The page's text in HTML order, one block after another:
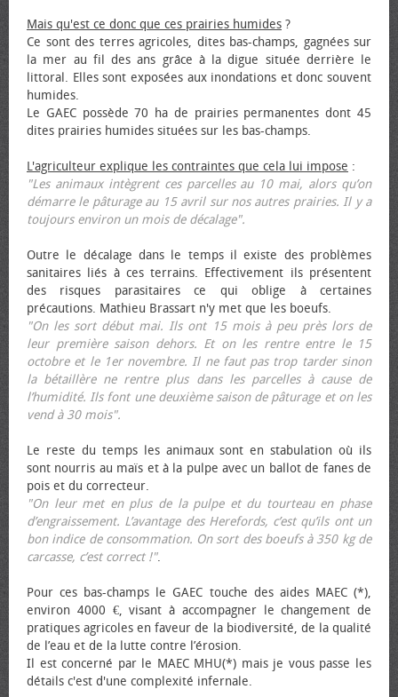
Mais qu'est ce donc que ces prairies humides ?
Ce sont des terres agricoles, dites bas-champs, gagnées sur
la mer au fil des ans grâce à la digue située derrière le
littoral. Elles sont exposées aux inondations et donc souvent
humides.
Le GAEC possède 70 ha de prairies permanentes dont 45
dites prairies humides situées sur les bas-champs.
L'agriculteur explique les contraintes que cela lui impose :
"Les animaux intègrent ces parcelles au 10 mai, alors qu’on
démarre le pâturage au 15 avril sur nos autres prairies. Il y a
toujours environ un mois de décalage".
Outre le décalage dans le temps il existe des problèmes
sanitaires liés à ces terrains. Effectivement ils présentent
des risques parasitaires ce qui oblige à certaines
précautions. Mathieu Brassart n'y met que les bœufs.
"On les sort début mai. Ils ont 15 mois à peu près lors de
leur première saison dehors. Et on les rentre entre le 15
octobre et le 1er novembre. Il ne faut pas trop tarder sinon
la bétaillère ne rentre plus dans les parcelles à cause de
l’humidité. Ils font une deuxième saison de pâturage et on les
vend à 30 mois".
Le reste du temps les animaux sont en stabulation où ils
sont nourris au maïs et à la pulpe avec un ballot de fanes de
pois et du correcteur.
"On leur met en plus de la pulpe et du tourteau en phase
d’engraissement. L’avantage des Herefords, c’est qu’ils ont un
bon indice de consommation. On sort des bœufs à 350 kg de
carcasse, c’est correct !".
Pour ces bas-champs le GAEC touche des aides MAEC (*),
environ 4000 €, visant à accompagner le changement de
pratiques agricoles en faveur de la biodiversité, de la qualité
de l’eau et de la lutte contre l’érosion.
Il est concerné par le MAEC MHU(*) mais je vous passe les
détails c'est d'une complexité infernale.